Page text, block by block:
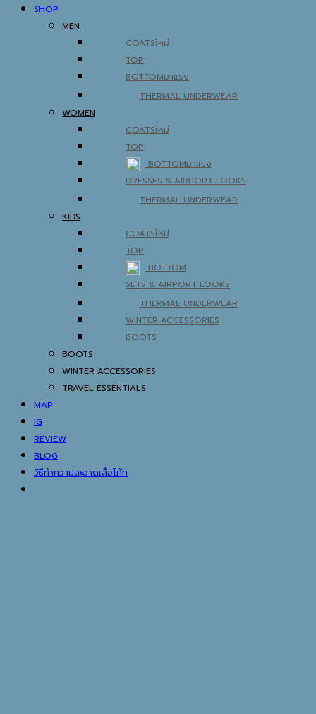
SHOP
MEN
COATS
TOP
BOTTOM
THERMAL UNDERWEAR
WOMEN
COATS
TOP
BOTTOM
DRESSES & AIRPORT LOOKS
THERMAL UNDERWEAR
KIDS
COATS
TOP
BOTTOM
SETS & AIRPORT LOOKS
THERMAL UNDERWEAR
WINTER ACCESSORIES
BOOTS
BOOTS
WINTER ACCESSORIES
TRAVEL ESSENTIALS
MAP
IG
REVIEW
BLOG
วิธีทำความสะอาดเสื้อโค้ท